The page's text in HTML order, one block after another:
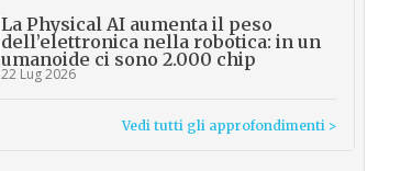
La Physical AI aumenta il peso
dell’elettronica nella robotica: in un
umanoide ci sono 2.000 chip
22 Lug 2026
Vedi tutti gli approfondimenti >